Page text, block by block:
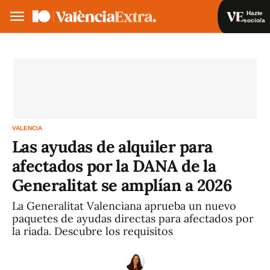
Hazte
socio/a
VALENCIA
Las ayudas de alquiler para
afectados por la DANA de la
Generalitat se amplían a 2026
La Generalitat Valenciana aprueba un nuevo
paquetes de ayudas directas para afectados por
la riada. Descubre los requisitos